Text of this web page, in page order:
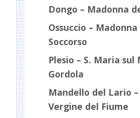
Dongo – Madonna
Ossuccio –
Soccorso
Plesio – S. Maria sul
Gordola
Mandello del Lario
Vergine del Fiume